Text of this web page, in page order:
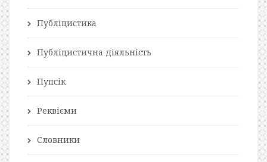
Публіцистика
Публіцистична діяльність
Пупсік
Реквієми
Словники